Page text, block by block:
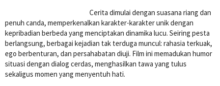
Cerita dimulai dengan suasana riang dan
penuh canda, memperkenalkan karakter-karakter unik dengan
kepribadian berbeda yang menciptakan dinamika lucu. Seiring pesta
berlangsung, berbagai kejadian tak terduga muncul: rahasia terkuak,
ego berbenturan, dan persahabatan diuji. Film ini memadukan humor
situasi dengan dialog cerdas, menghasilkan tawa yang tulus
sekaligus momen yang menyentuh hati.